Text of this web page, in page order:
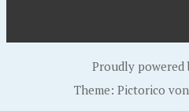
Proudly powered
Theme: Pictorico